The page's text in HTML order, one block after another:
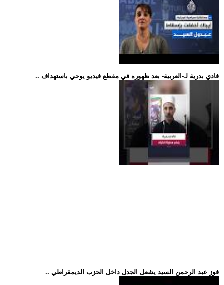
.. فادي بدرية لـ-العربية- بعد ظهوره في مقطع فيديو يوحي باستهداف
.. فوز عبد الرحمن السيد يشعل الجدل داخل الحزب الديمقراطي